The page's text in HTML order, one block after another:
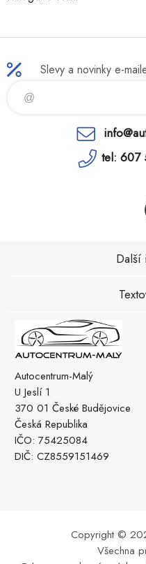
Slevy a novinky e-
tel: 607
Autocentrum-Malý
U Jeslí 1
370 01 České Budějovice
Česká Republika
IČO: 75425084
DIČ: CZ8559151469
Další
Copyright ©
Všechna